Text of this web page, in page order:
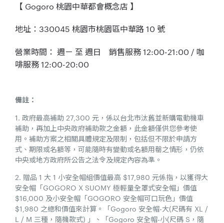
【 Gogoro 桃園中華都會概念店 】
地址：330045 桃園市桃園區中華路 10 號
營業時間： 週ㄧ 至 週日 銷售服務 12:00-21:00 / 咖
啡服務 12:00-20:00
備註：
1. 政府最高補助 27,300 元，係以台北市汰舊並新購電動機車
補助，再加上中央政府補助款之金額，此金額僅供您參考使
用。補助方案之相關具體規定及限制，包括但不限於申請方
式、期限或名額等，可能隨時有變動或名額用罄之情形，仍依
中央或地方政府所公告之法令及規定內容為準。
2. 贈品 1 大 1 小安全帽組價值最高 $17,980 元係指，以獲得大
安全帽「GOGORO X SUOMY 極輕量全罩式安全帽」價值
$16,000 及小安全帽「GOGORO 安全帽可口玩色」價值
$1,980 之總和價值來計算。「Gogoro 安全帽-大(尺碼有 XL /
L / M 三種，隨機款式) 」、「Gogoro 安全帽-小(尺碼 S，隨